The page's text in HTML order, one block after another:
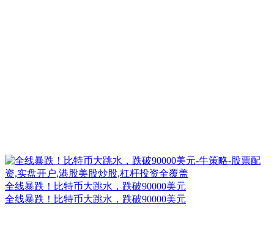
全线暴跌！比特币大跳水，跌破90000美元
全线暴跌！比特币大跳水，跌破90000美元